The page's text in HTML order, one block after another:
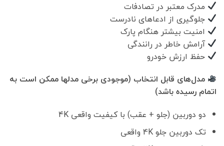
مدرک معتبر در تصادفات
جلوگیری از ادعاهای نادرست
امنیت بیشتر هنگام پارک
آرامش خاطر در رانندگی
حفظ ارزش خودرو
مدل‌های قابل انتخاب (موجودی برخی مدلها ممکن است به
اتمام رسیده باشد)
دو دوربین (جلو + عقب) با کیفیت واقعی 4K
تک دوربین جلو 4K واقعی